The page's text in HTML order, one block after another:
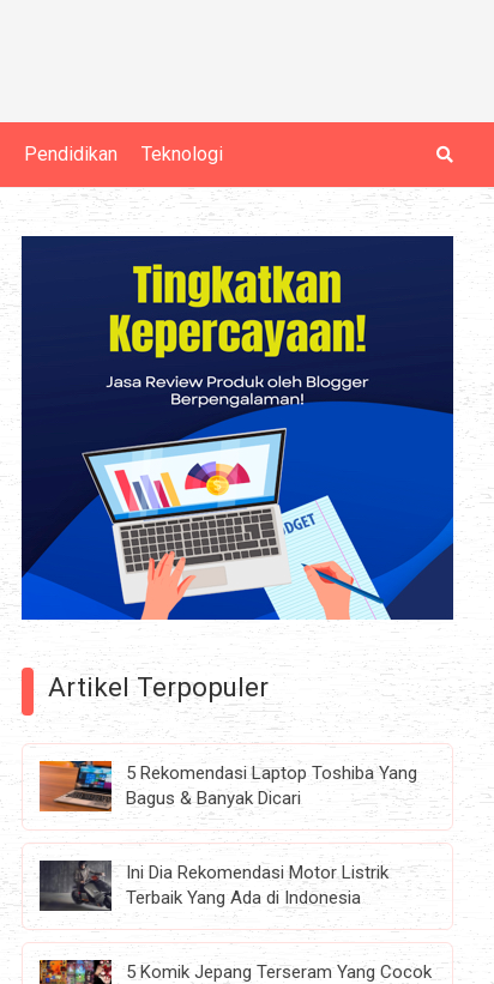
Pendidikan Teknologi
Artikel Terpopuler
5 Rekomendasi Laptop Toshiba Yang
Bagus & Banyak Dicari
Ini Dia Rekomendasi Motor Listrik
Terbaik Yang Ada di Indonesia
5 Komik Jepang Terseram Yang Cocok